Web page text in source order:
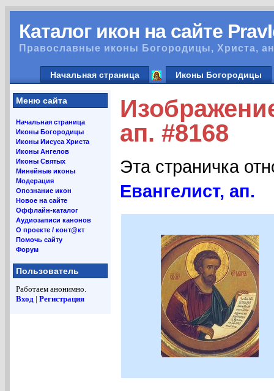
Каталог икон на сайте
Православные иконы Богородицы, Христа,
Начальная страница Иконы Богородицы
Меню сайта
Начальная страница
Иконы Богородицы
Иконы Иисуса Христа
Иконы Ангелов
Иконы Святых
Минейные иконы
Модерация
Опознание икон
Новое на сайте
Оффлайн-каталог
Аудиозаписи канонов
О проекте / конт@кт
Помочь сайту
Форум
Пользователь
Работаем анонимно.
Вход | Регистрация
ап. #8168
Эта страничка
Евангелист, ап.